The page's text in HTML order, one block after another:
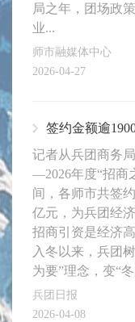
局之年，团场政
业...
师市融媒体中心
2026-04-27
记者从兵团商务
—2026年度“招商
间，各师市共签
亿元，为兵团经
招商引资是经济
入冬以来，兵团
为要”理念，变“
兵团日报
2026-04-08